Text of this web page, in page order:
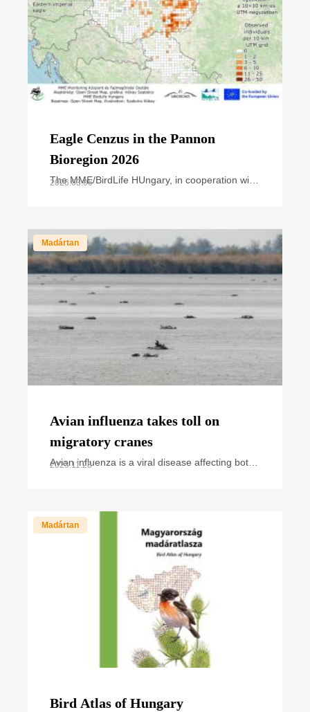
Eagle Cenzus in the Pannon
Bioregion 2026
The MME/BirdLife HUngary, in cooperation with
2026.03.06
Madártan
Avian influenza takes toll on
migratory cranes
Avian influenza is a viral disease affecting both
2023.11.28
Madártan
Bird Atlas of Hungary